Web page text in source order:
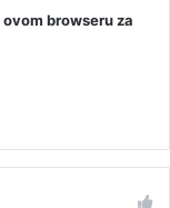
browseru za